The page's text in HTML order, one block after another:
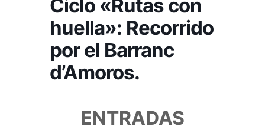
Ciclo «Rutas con
huella»: Recorrido
por el Barranc
d’Amoros.
ENTRADAS